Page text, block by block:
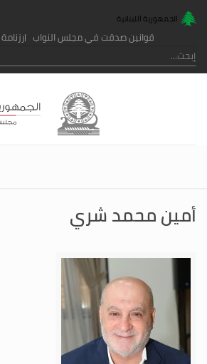
الجمهورية اللبنانية
قوانين صدقت في مجلس النواب
أمين محمد شري